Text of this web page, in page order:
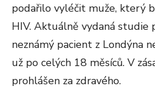
podařilo vyléčit muže, který
HIV. Aktuálně vydaná studie
neznámý pacient z Londýna
už po celých 18 měsíců. V
prohlášen za zdravého.